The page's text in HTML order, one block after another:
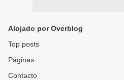
Alojado por Overblog
Top posts
Páginas
Contacto